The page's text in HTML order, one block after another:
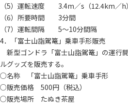
（5）運転速度 3.4m／s（12.4km／h）
（6）所要時間 3分間
（7）運転間隔 5～10分間隔
4．「富士山詣駕篭」乗車手形販売
新型ゴンドラ「富士山詣駕篭」の運行
ルグッズを販売する。
○名称 「富士山詣駕篭」乗車手形
○販売価格 500円（税込）
○販売場所 たぬき茶屋